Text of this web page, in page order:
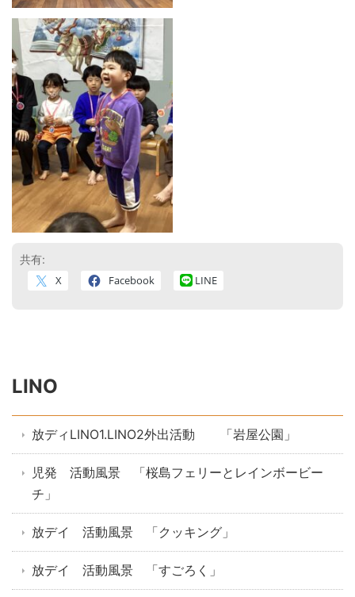
共有:
X Facebook LINE
LINO
放ディLINO1.LINO2外出活動 「岩屋公園」
児発 活動風景 「桜島フェリーとレインボービー
チ」
放デイ 活動風景 「クッキング」
放デイ 活動風景 「すごろく」